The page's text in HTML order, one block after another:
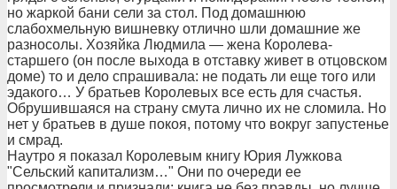
но жаркой бани сели за стол. Под домашнюю
слабохмельную вишневку отлично шли домашние же
разносолы. Хозяйка Людмила — жена Королева-
старшего (он после выхода в отставку живет в отцовском
доме) то и дело спрашивала: не подать ли еще того или
эдакого… У братьев Королевых все есть для счастья.
Обрушившаяся на страну смута лично их не сломила. Но
нет у братьев в душе покоя, потому что вокруг запустенье
и смрад.
Наутро я показал Королевым книгу Юрия Лужкова
"Сельский капитализм…" Они по очереди ее